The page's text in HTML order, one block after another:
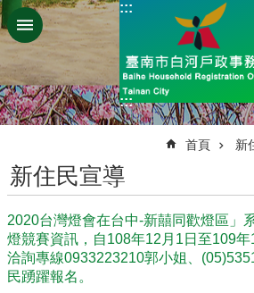
跳到主要內容區塊
:::
:::
首頁 新
新住民宣導
2020台灣燈會在台中-新囍同歡燈區」
燈競賽資訊，自108年12月1日至109年
洽詢專線0933223210郭小姐、
民踴躍報名。